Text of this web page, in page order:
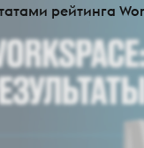
рейтинга